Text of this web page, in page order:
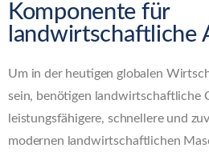
Komponente für
landwirtschaftliche
Um in der heutigen globalen
sein, benötigen landwirtschaftliche
leistungsfähigere, schnellere und
modernen landwirtschaftlichen